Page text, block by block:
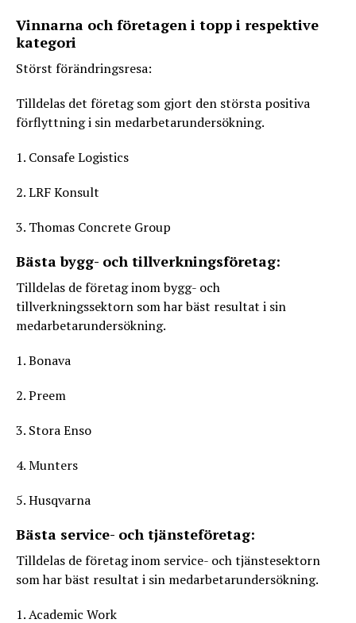
Vinnarna och företagen i topp i respektive
kategori
Störst förändringsresa:
Tilldelas det företag som gjort den största positiva
förflyttning i sin medarbetarundersökning.
1. Consafe Logistics
2. LRF Konsult
3. Thomas Concrete Group
Bästa bygg- och tillverkningsföretag:
Tilldelas de företag inom bygg- och
tillverkningssektorn som har bäst resultat i sin
medarbetarundersökning.
1. Bonava
2. Preem
3. Stora Enso
4. Munters
5. Husqvarna
Bästa service- och tjänsteföretag:
Tilldelas de företag inom service- och tjänstesektorn
som har bäst resultat i sin medarbetarundersökning.
1. Academic Work